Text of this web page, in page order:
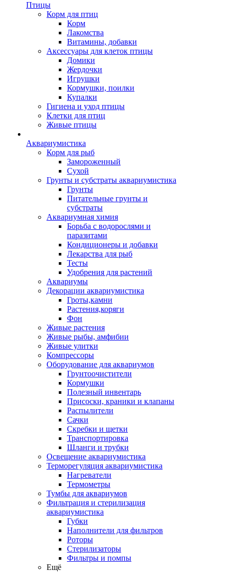
Птицы
Корм для птиц
Корм
Лакомства
Витамины, добавки
Аксессуары для клеток птицы
Домики
Жердочки
Игрушки
Кормушки, поилки
Купалки
Гигиена и уход птицы
Клетки для птиц
Живые птицы
Аквариумистика
Корм для рыб
Замороженный
Сухой
Грунты и субстраты аквариумистика
Грунты
Питательные грунты и
субстраты
Аквариумная химия
Борьба с водорослями и
паразитами
Кондиционеры и добавки
Лекарства для рыб
Тесты
Удобрения для растений
Аквариумы
Декорации аквариумистика
Гроты,камни
Растения,коряги
Фон
Живые растения
Живые рыбы, амфибии
Живые улитки
Компрессоры
Оборудование для аквариумов
Грунтоочистители
Кормушки
Полезный инвентарь
Присоски, краники и клапаны
Распылители
Сачки
Скребки и щетки
Транспортировка
Шланги и трубки
Освещение аквариумистика
Терморегуляция аквариумистика
Нагреватели
Термометры
Тумбы для аквариумов
Фильтрация и стерилизация
аквариумистика
Губки
Наполнители для фильтров
Роторы
Стерилизаторы
Фильтры и помпы
Ещё